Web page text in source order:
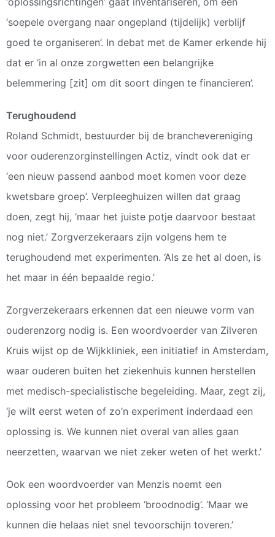
‘soepele overgang naar ongepland (tijdelijk) verblijf
goed te organiseren’. In debat met de Kamer erkende hij
dat er ‘in al onze zorgwetten een belangrijke
belemmering [zit] om dit soort dingen te financieren’.
Terughoudend
Roland Schmidt, bestuurder bij de branchevereniging
voor ouderenzorginstellingen Actiz, vindt ook dat er
‘een nieuw passend aanbod moet komen voor deze
kwetsbare groep’. Verpleeghuizen willen dat graag
doen, zegt hij, ‘maar het juiste potje daarvoor bestaat
nog niet.’ Zorgverzekeraars zijn volgens hem te
terughoudend met experimenten. ‘Als ze het al doen, is
het maar in één bepaalde regio.’
Zorgverzekeraars erkennen dat een nieuwe vorm van
ouderenzorg nodig is. Een woordvoerder van Zilveren
Kruis wijst op de Wijkkliniek, een initiatief in Amsterdam,
waar ouderen buiten het ziekenhuis kunnen herstellen
met medisch-specialistische begeleiding. Maar, zegt zij,
‘je wilt eerst weten of zo’n experiment inderdaad een
oplossing is. We kunnen niet overal van alles gaan
neerzetten, waarvan we niet zeker weten of het werkt.’
Ook een woordvoerder van Menzis noemt een
oplossing voor het probleem ‘broodnodig’. ‘Maar we
kunnen die helaas niet snel tevoorschijn toveren.’